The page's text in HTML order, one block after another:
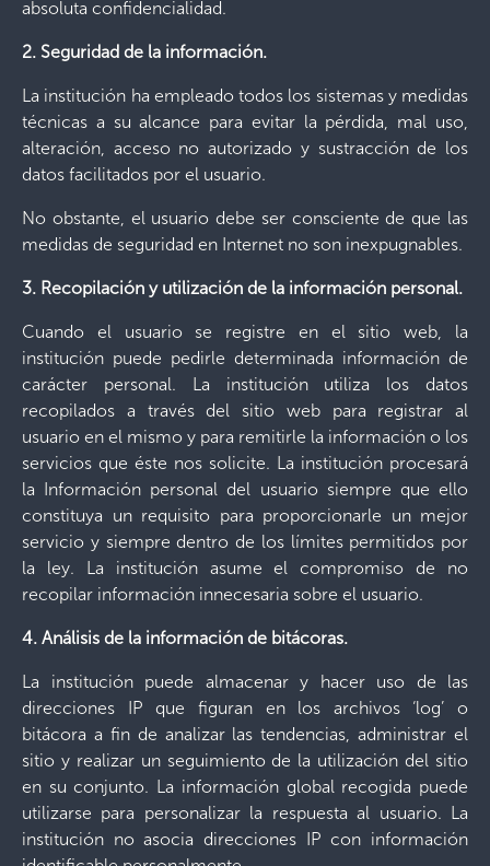
absoluta confidencialidad.
2. Seguridad de la información.
La institución ha empleado todos los sistemas y medidas
técnicas a su alcance para evitar la pérdida, mal uso,
alteración, acceso no autorizado y sustracción de los
datos facilitados por el usuario.
No obstante, el usuario debe ser consciente de que las
medidas de seguridad en Internet no son inexpugnables.
3. Recopilación y utilización de la información personal.
Cuando el usuario se registre en el sitio web, la
institución puede pedirle determinada información de
carácter personal. La institución utiliza los datos
recopilados a través del sitio web para registrar al
usuario en el mismo y para remitirle la información o los
servicios que éste nos solicite. La institución procesará
la Información personal del usuario siempre que ello
constituya un requisito para proporcionarle un mejor
servicio y siempre dentro de los límites permitidos por
la ley. La institución asume el compromiso de no
recopilar información innecesaria sobre el usuario.
4. Análisis de la información de bitácoras.
La institución puede almacenar y hacer uso de las
direcciones IP que figuran en los archivos ‘log’ o
bitácora a fin de analizar las tendencias, administrar el
sitio y realizar un seguimiento de la utilización del sitio
en su conjunto. La información global recogida puede
utilizarse para personalizar la respuesta al usuario. La
institución no asocia direcciones IP con información